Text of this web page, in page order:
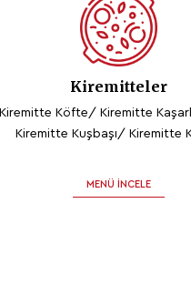
Kiremitteler
Kiremitte Köfte/ Kiremitte
Kiremitte Kuşbaşı/ Kiremitte
MENÜ İNCELE